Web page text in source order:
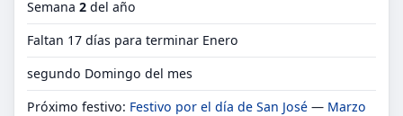
Semana 2 del año
Faltan 17 días para terminar Enero
segundo Domingo del mes
Próximo festivo: Festivo por el día de San José — Marzo